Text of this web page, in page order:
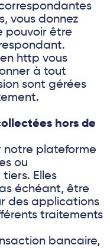
vous donnez
pouvoir être
http vous
à tout
sont gérées
hors de
notre plateforme
ou
Elles
échéant, être
des applications
traitements
bancaire,